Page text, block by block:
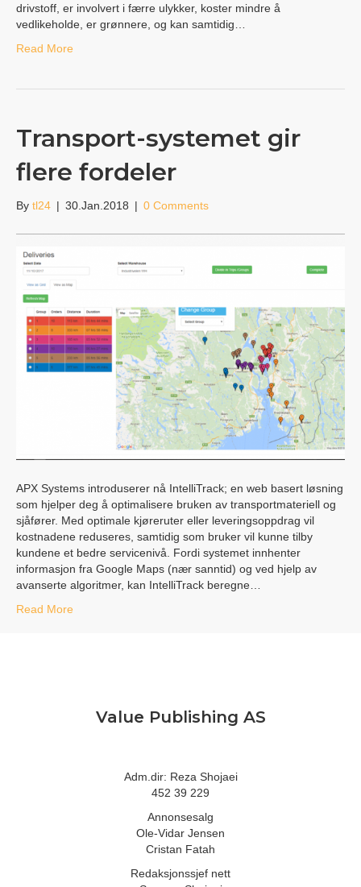
drivstoff, er involvert i færre ulykker, koster mindre å
vedlikeholde, er grønnere, og kan samtidig…
Read More
Transport-systemet gir
flere fordeler
By tl24 | 30.Jan.2018 | 0 Comments
APX Systems introduserer nå IntelliTrack; en web basert løsning
som hjelper deg å optimalisere bruken av transportmateriell og
sjåfører. Med optimale kjøreruter eller leveringsoppdrag vil
kostnadene reduseres, samtidig som bruker vil kunne tilby
kundene et bedre servicenivå. Fordi systemet innhenter
informasjon fra Google Maps (nær sanntid) og ved hjelp av
avanserte algoritmer, kan IntelliTrack beregne…
Read More
Value Publishing AS
Adm.dir: Reza Shojaei
452 39 229
Annonsesalg
Ole-Vidar Jensen
Cristan Fatah
Redaksjonssjef nett